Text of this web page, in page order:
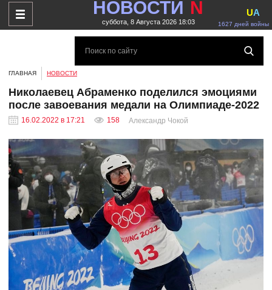
НОВОСТИ N
суббота, 8 Августа 2026 18:03 1627 дней войны
UA
ГЛАВНАЯ НОВОСТИ
Николаевец Абраменко поделился эмоциями
после завоевания медали на Олимпиаде-2022
16.02.2022 в 17:21 158 Александр Чокой